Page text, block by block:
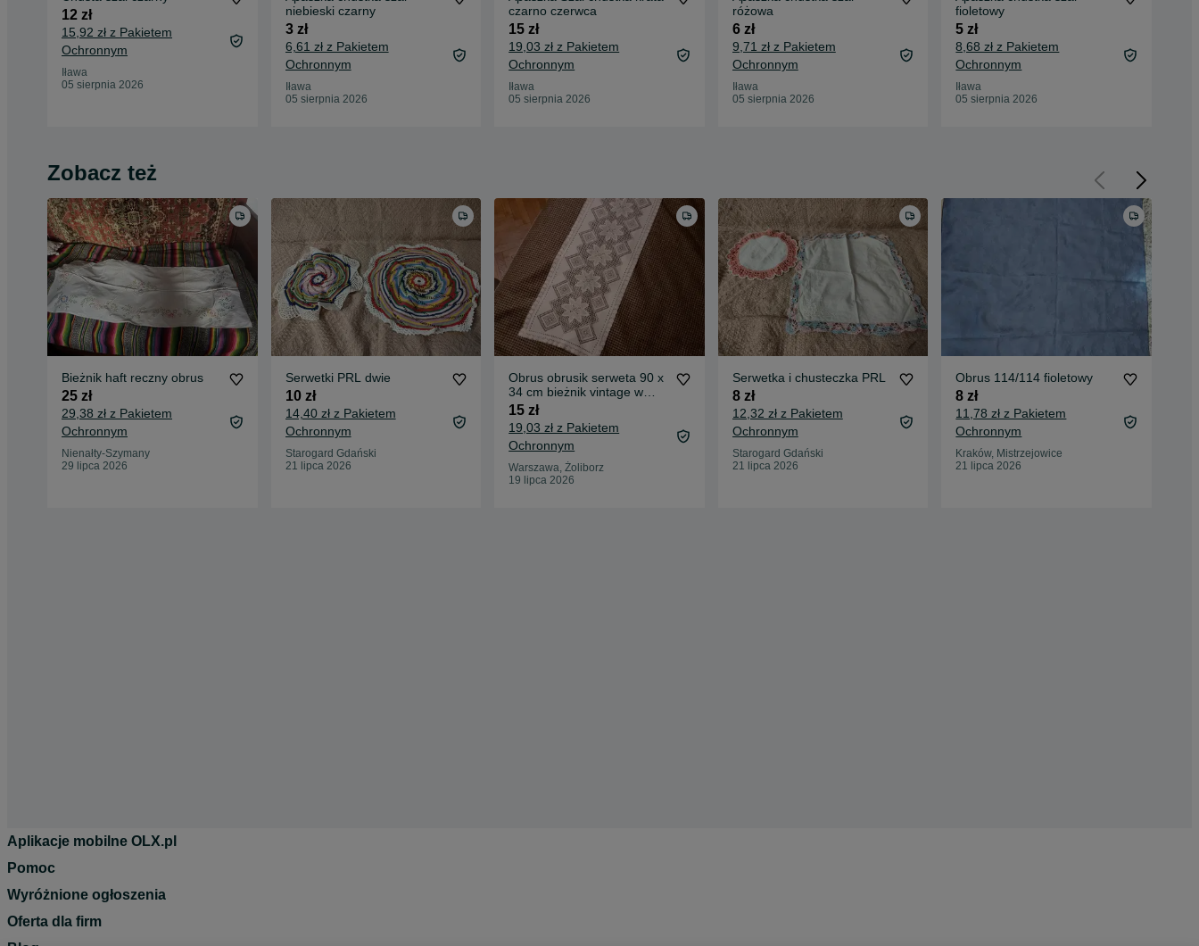
12 zł
15,92 zł z Pakietem
Ochronnym
Iława
05 sierpnia 2026
niebieski czarny
3 zł
6,61 zł z Pakietem
Ochronnym
Iława
05 sierpnia 2026
czarno czerwca
15 zł
19,03 zł z Pakietem
Ochronnym
Iława
05 sierpnia 2026
różowa
6 zł
9,71 zł z Pakietem
Ochronnym
Iława
05 sierpnia 2026
fioletowy
5 zł
8,68 zł z Pakietem
Ochronnym
Iława
05 sierpnia 2026
Zobacz też
Bieżnik haft reczny obrus
25 zł
29,38 zł z Pakietem
Ochronnym
Nienałty-Szymany
29 lipca 2026
Serwetki PRL dwie
10 zł
14,40 zł z Pakietem
Ochronnym
Starogard Gdański
21 lipca 2026
Obrus obrusik serweta 90 x
34 cm bieżnik vintage w
gwiazdki Wielkanoc
15 zł
19,03 zł z Pakietem
Ochronnym
Warszawa, Żoliborz
19 lipca 2026
Serwetka i chusteczka PRL
8 zł
12,32 zł z Pakietem
Ochronnym
Starogard Gdański
21 lipca 2026
Obrus 114/114 fioletowy
8 zł
11,78 zł z Pakietem
Ochronnym
Kraków, Mistrzejowice
21 lipca 2026
Aplikacje mobilne OLX.pl
Pomoc
Wyróżnione ogłoszenia
Oferta dla firm